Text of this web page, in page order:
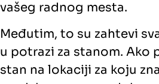
vašeg radnog mesta.
Međutim, to su zahtevi
u potrazi za stanom. Ako
stan na lokaciji za koju